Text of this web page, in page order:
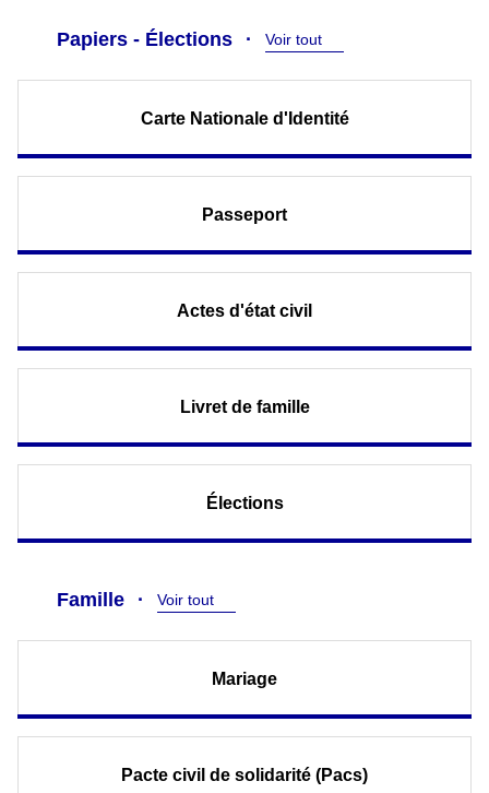
Papiers - Élections Voir tout
Carte Nationale d'Identité
Passeport
Actes d'état civil
Livret de famille
Élections
Famille Voir tout
Mariage
Pacte civil de solidarité (Pacs)